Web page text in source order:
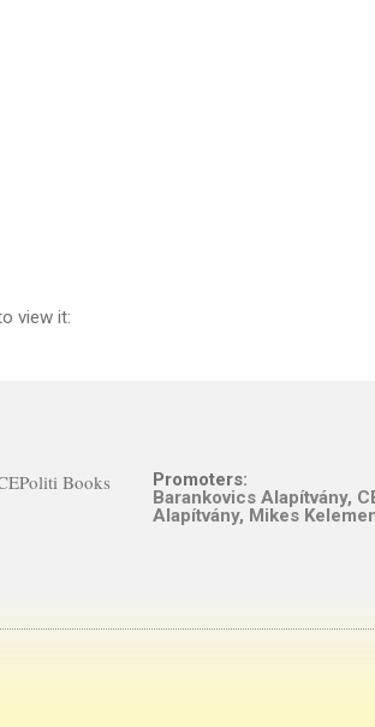
view it:
Books
Promoters:
Barankovics Alapítvány,
Alapítvány, Mikes